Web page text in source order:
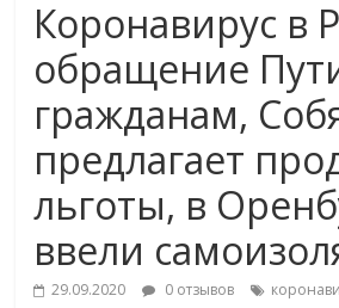
Коронавирус в
обращение
гражданам,
предлагает
льготы, в
ввели
29.09.2020 0 отзывов